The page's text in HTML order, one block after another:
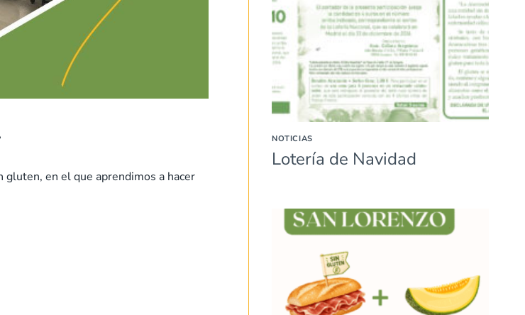
gluten, en el que aprendimos a hacer
NOTICIAS
Lotería de Navidad